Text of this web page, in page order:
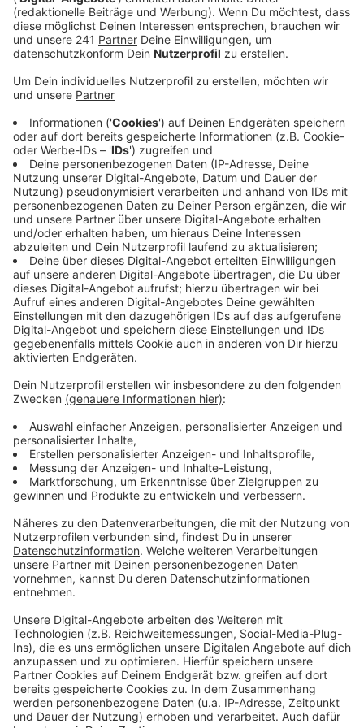
Brust und forderte Geld.
Veröffentlicht:Montag, 23.03.2026 13:57
Anzeige
Polizei sucht Zeugen für
Tankstellenüberfall in Hennef
Anzeige
Der andere Räuber griff in die Kasse, schnappte sich
eine vierstellige Bargeldsumme. Dann rannten die
Männer weg. Die Polizei fahndete sofort nach den
Männern, konnte sie aber nicht aufspüren, deshalb
fragen die Beamten nun die Bevölkerung, ob jemand
Hinweise zu dem Raub geben kann.
Der Tankstellenmitarbeiter konnte die Personen wie
folgt beschreiben: Beide waren zwischen 1,80 und
1,85 m groß, etwa 18 bis 20 Jahre alt, hatten jeweils
eine schlanke Statur und waren mit schwarzen Jacken,
schwarzen Hosen, schwarzen Schuhen und schwarzen
Sturmhaube bekleidet. Der Mann, der das Geld
einsteckte trug vor dem Gesicht zusätzlich eine
sogenannte Dali-Maske, die aus einer erfolgreichen
Fernsehserie bekannt ist.
Anzeige
Anzeige